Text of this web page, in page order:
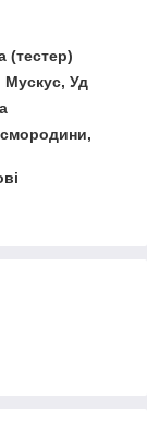
(тестер)
Уд